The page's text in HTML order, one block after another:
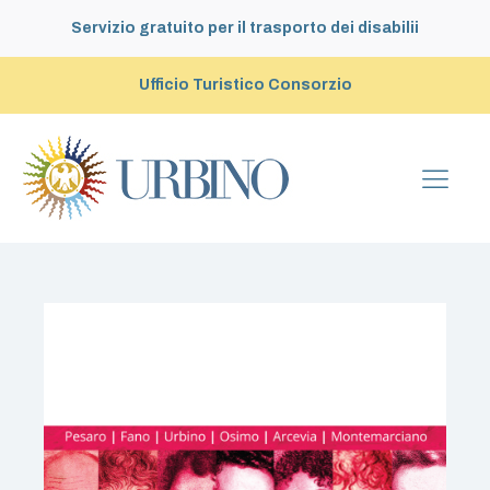
Servizio gratuito per il trasporto dei disabilii
Ufficio Turistico Consorzio